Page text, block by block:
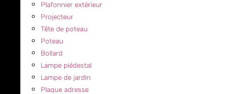
Plafonnier extérieur
Projecteur
Tête de poteau
Poteau
Bollard
Lampe piédestal
Lampe de jardin
Plaque adresse